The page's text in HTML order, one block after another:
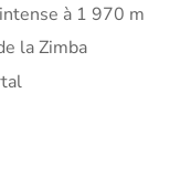
à 1 970 m
la Zimba